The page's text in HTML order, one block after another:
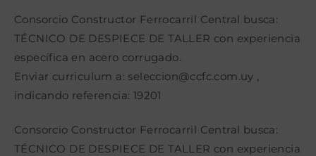
entrada:
entrada:
entrada:
Consorcio Constructor Ferrocarril Central busca:
TÉCNICO DE DESPIECE DE TALLER con experiencia
específica en acero corrugado.
Enviar curriculum a: seleccion@ccfc.com.uy ,
indicando referencia: 19201
Consorcio Constructor Ferrocarril Central busca:
TÉCNICO DE DESPIECE DE TALLER con experiencia